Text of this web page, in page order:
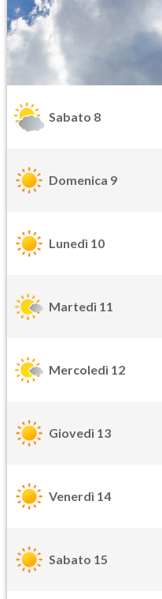
Sabato 8
Domenica 9
Lunedì 10
Martedì 11
Mercoledì 12
Giovedì 13
Venerdì 14
Sabato 15